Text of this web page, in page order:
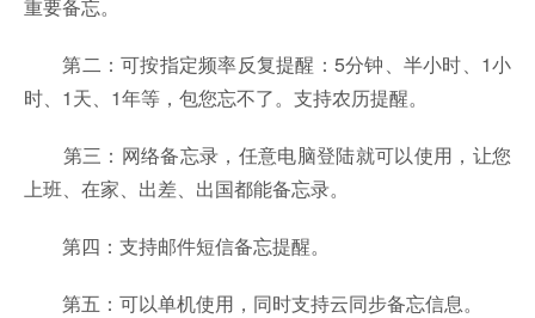
重要备忘。
第二：可按指定频率反复提醒：5分钟、半小时、1小
时、1天、1年等，包您忘不了。支持农历提醒。
第三：网络备忘录，任意电脑登陆就可以使用，让您
上班、在家、出差、出国都能备忘录。
第四：支持邮件短信备忘提醒。
第五：可以单机使用，同时支持云同步备忘信息。